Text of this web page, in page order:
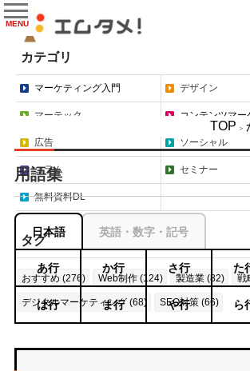
MENU
カテゴリ
マーケティング入門 デザイン
マーテック コンテンツマー
広告 ソーシャル
コラム セミナー
無料資料DL
タグ
おすすめ (276) Web制作 (124) 製造業 (82) 戦
デジタルマーケティング (68)
SEO対策 (66)
TOP ＞
用語集
日本語 英語・数字・記号
あ行 か行 さ行 た
は行 ま行 や行 ら